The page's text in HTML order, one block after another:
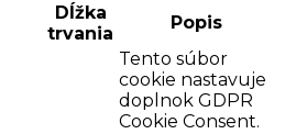
Dĺžka
trvania
Popis
Tento súbor
cookie nastavuje
doplnok GDPR
Cookie Consent.